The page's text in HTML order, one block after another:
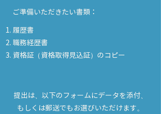
ご準備いただきたい書類：
履歴書
職務経歴書
資格証（資格取得見込証）のコピー
提出は、以下のフォームにデータを添付​、
もしくは郵送でもお選びいただけます。